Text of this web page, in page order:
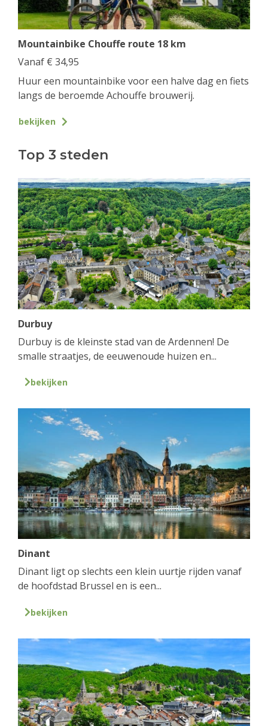
Mountainbike Chouffe route 18 km
Vanaf € 34,95
Huur een mountainbike voor een halve dag en fiets
langs de beroemde Achouffe brouwerij.
bekijken
Top 3 steden
Durbuy
Durbuy is de kleinste stad van de Ardennen! De
smalle straatjes, de eeuwenoude huizen en...
bekijken
Dinant
Dinant ligt op slechts een klein uurtje rijden vanaf
de hoofdstad Brussel en is een...
bekijken